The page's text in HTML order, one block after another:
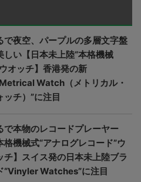
で夜空、パープルの多層文字盤
しい【日本未上陸“本格機械
オッチ】香港発の新
Watch（メトリカル・
ッチ）”に注目
で本物のレコードプレーヤー
格機械式“アナログレコード”ウ
チ】スイス発の日本未上陸ブラ
“Vinyler Watches”に注目